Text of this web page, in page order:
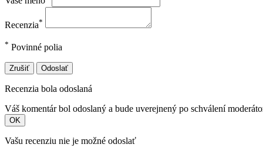
Recenzia*
* Povinné polia
Zrušiť Odoslať
Recenzia bola odoslaná
Váš komentár bol odoslaný a bude uverejnený po schválení
OK
Vašu recenziu nie je možné odoslať